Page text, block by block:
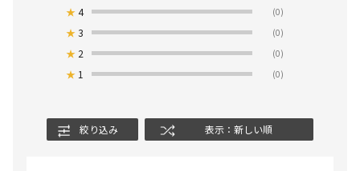
★4 (0)
★3 (0)
★ 2 (0)
★ 1 (0)
絞り込み 表示：新しい順